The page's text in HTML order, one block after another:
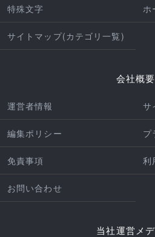
特殊文字 ホ
サイトマップ(カテゴリ一覧)
会社概要
運営者情報 サ
編集ポリシー プ
免責事項 利
お問い合わせ
当社運営メ